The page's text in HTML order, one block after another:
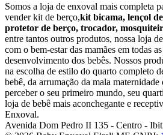
Somos a loja de enxoval mais completa
vender kit de berço,kit bicama, lençol
protetor de berço, trocador,
entre tantos outros produtos, nossa loja
com o bem-estar das mamães em todas
desenvolvimento dos bebês. Nossos
na escolha de estilo do quarto completo
bebê, da arrumação da mala
perceber o seu primeiro mundo, seu
loja de bebê mais aconchegante e
Enxoval.
Avenida Dom Pedro II 135 - Centro -